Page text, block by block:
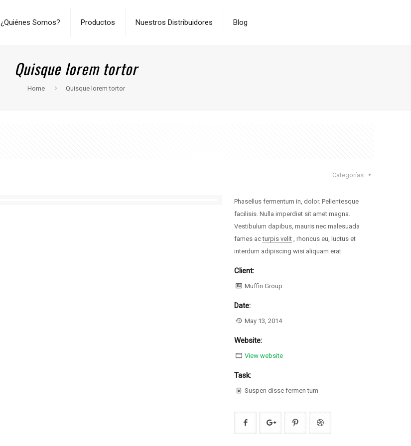
¿Quiénes Somos? Productos Nuestros Distribuidores Blog
Quisque lorem tortor
Home Quisque lorem tortor
Categorías
Phasellus fermentum in, dolor. Pellentesque
facilisis. Nulla imperdiet sit amet magna.
Vestibulum dapibus, mauris nec malesuada
fames acturpis velit , rhoncus eu, luctus et
interdum adipiscing wisi aliquam erat.
Client:
Muffin Group
Date:
May 13, 2014
Website:
View website
Task:
Suspen disse fermen tum